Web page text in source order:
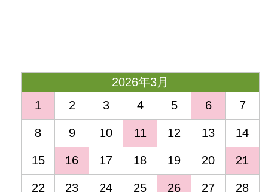
2026年3月
1
2 3 4 5 6 7
8 9 10 11 12 13 14
15 16 17 18 19 20 21
22 23 24 25 26 27 28